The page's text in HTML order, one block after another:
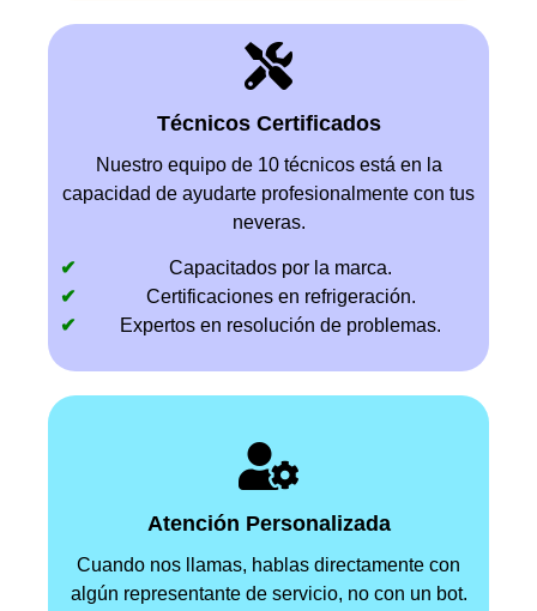
Técnicos Certificados
Nuestro equipo de 10 técnicos está en la
capacidad de ayudarte profesionalmente con tus
neveras.
Capacitados por la marca.
Certificaciones en refrigeración.
Expertos en resolución de problemas.
Atención Personalizada
Cuando nos llamas, hablas directamente con
algún representante de servicio, no con un bot.